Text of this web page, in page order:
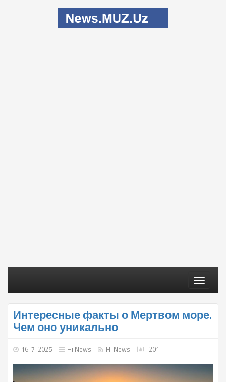
Toggle
Интересные факты о Мертвом море.
Чем оно уникально
16-7-2025 Hi News Hi News 201